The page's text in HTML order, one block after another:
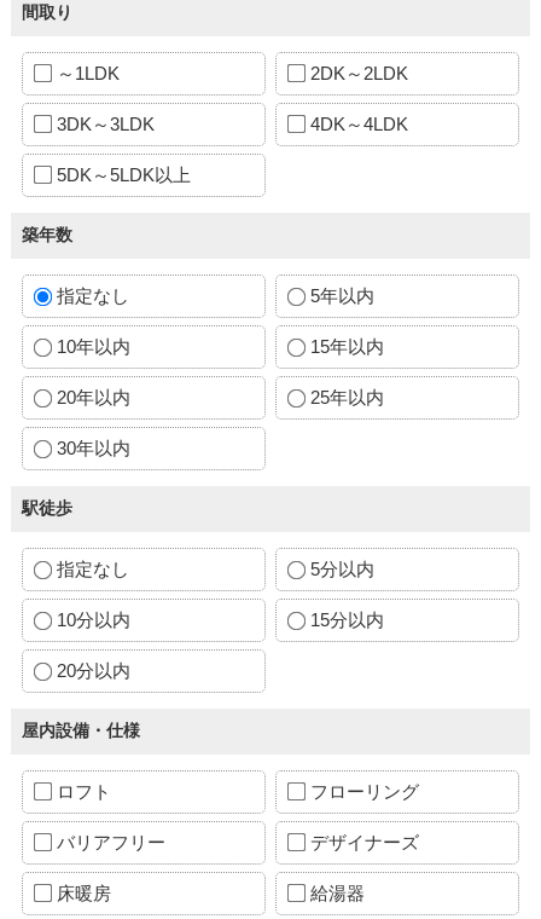
間取り
～1LDK 2DK～2LDK
3DK～3LDK 4DK～4LDK
5DK～5LDK以上
築年数
指定なし 5年以内
10年以内 15年以内
20年以内 25年以内
30年以内
駅徒歩
指定なし 5分以内
10分以内 15分以内
20分以内
屋内設備・仕様
ロフト フローリング
バリアフリー デザイナーズ
床暖房 給湯器